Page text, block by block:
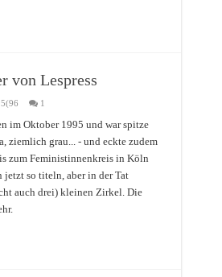
von Lespress
1
im Oktober 1995 und war spitze
ziemlich grau... - und eckte zudem
zum Feministinnenkreis in Köln
so titeln, aber in der Tat
auch drei) kleinen Zirkel. Die